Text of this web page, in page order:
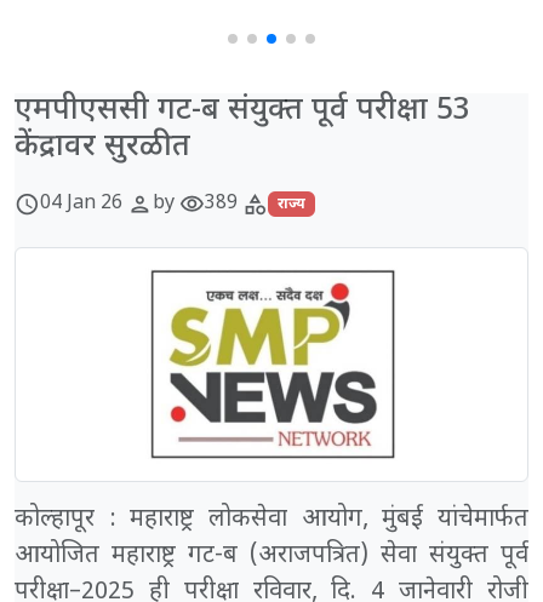
एमपीएससी गट-ब संयुक्त पूर्व परीक्षा 53
केंद्रावर सुरळीत
schedule04 Jan 26 personby visibility389 category राज्य
कोल्हापूर : महाराष्ट्र लोकसेवा आयोग, मुंबई यांचेमार्फत
आयोजित महाराष्ट्र गट-ब (अराजपत्रित) सेवा संयुक्त पूर्व
परीक्षा–2025 ही परीक्षा रविवार, दि. 4 जानेवारी रोजी